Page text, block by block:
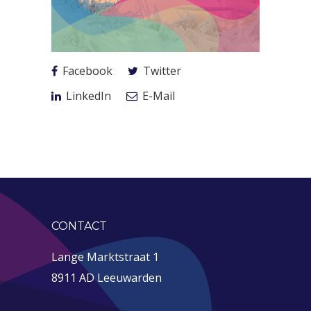
Facebook
Twitter
LinkedIn
E-Mail
CONTACT
Lange Marktstraat 1
8911 AD Leeuwarden